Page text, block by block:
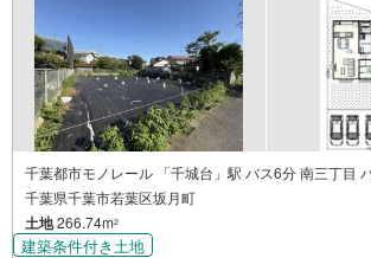
千葉都市モノレール 「千城台」駅 バス6分 南三丁目
千葉県千葉市若葉区坂月町
土地266.74m2
建築条件付き土地